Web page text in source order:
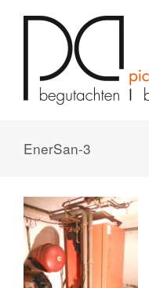
EnerSan-3